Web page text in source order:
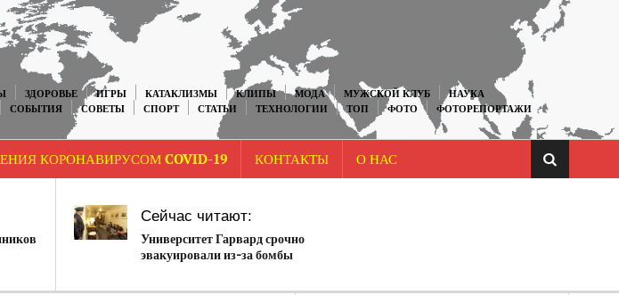
ЗДОРОВЬЕ ИГРЫ КАТАКЛИЗМЫ КЛИПЫ МОДА МУЖСКОЙ КЛУБ
НАУКА
СОБЫТИЯ СОВЕТЫ СПОРТ СТАТЬИ ТЕХНОЛОГИИ ТОП ФОТО
ФОТОРЕПОРТАЖИ
КОРОНАВИРУСОМ COVID-19 КОНТАКТЫ О НАС
Сейчас читают:
Университет Гарвард срочно
эвакуировали из-за бомбы